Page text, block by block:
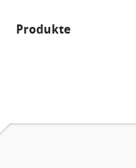
Produkte